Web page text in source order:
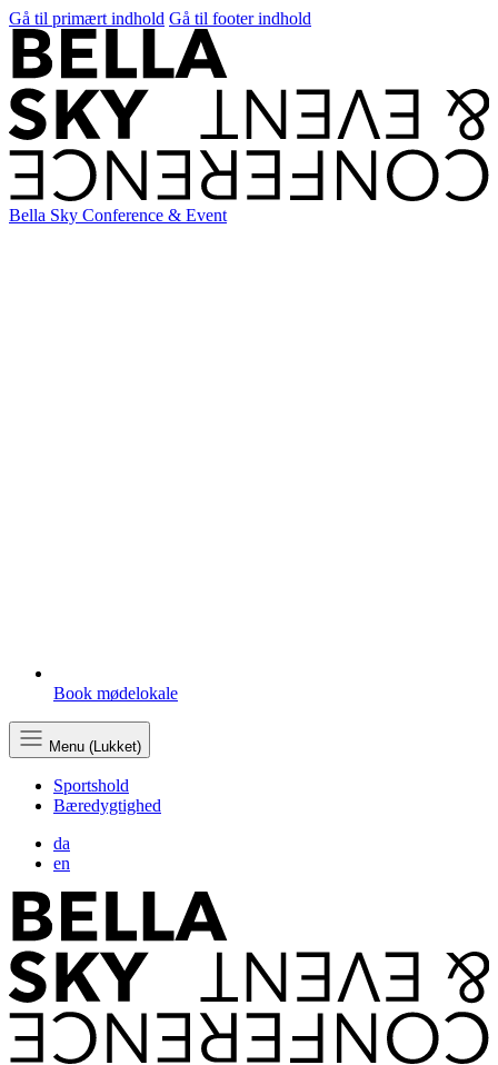
Gå til primært indhold Gå til footer indhold
Bella Sky Conference & Event
Book mødelokale
Menu (Lukket)
Sportshold
Bæredygtighed
da
en